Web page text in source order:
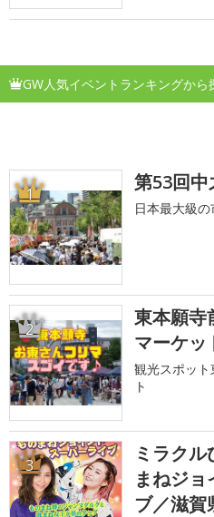
GW人気イベントランキングから
1 第53回
日本最大級の
2
東本願
マーケッ
観光スポッ
ト
3
ミラク
まねジョ
ブ／滋賀